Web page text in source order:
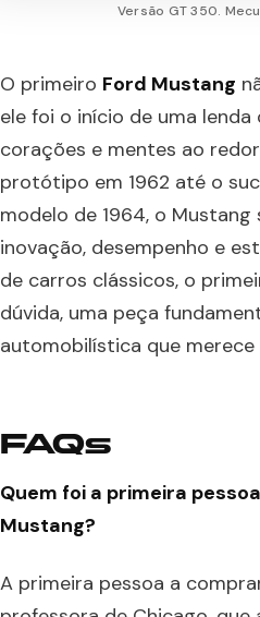
Versão GT 350.
O primeiro Ford Mustang
ele foi o início de uma
corações e mentes ao
protótipo em 1962 até o
modelo de 1964, o
inovação, desempenho e
de carros clássicos, o
dúvida, uma peça
automobilística que merece
FAQs
Quem foi a primeira
Mustang?
A primeira pessoa a